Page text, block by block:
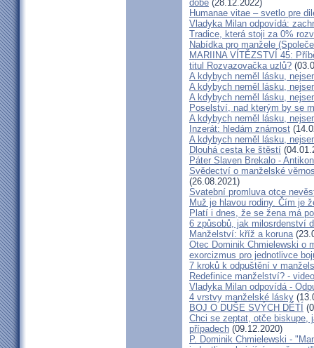
době (28.12.2022)
Humanae vitae – svetlo pre
Vladyka Milan odpovídá:
Tradice, která stoji za 0%
Nabídka pro manžele
MARIINA VÍTĚZSTVÍ 45:
titul Rozvazovačka uzlů?
A kdybych neměl lásku,
A kdybych neměl lásku,
A kdybych neměl lásku,
Poselství, nad kterým by se
A kdybych neměl lásku,
Inzerát: hledám známost
A kdybych neměl lásku,
Dlouhá cesta ke štěstí
Páter Slaven Brekalo -
Svědectví o manželské
(26.08.2021)
Svatební promluva otce
Muž je hlavou rodiny. Čím je
Platí i dnes, že se žena má
6 způsobů, jak milosrdenství
Manželství: kříž a koruna
Otec Dominik Chmielewski o
exorcizmus pro jednotlivce
7 kroků k odpuštění v
Redefinice manželství? - video
Vladyka Milan odpovídá -
4 vrstvy manželské lásky
BOJ O DUŠE SVÝCH DĚTÍ
Chci se zeptat, otče biskupe,
případech (09.12.2020)
P. Dominik Chmielewski -